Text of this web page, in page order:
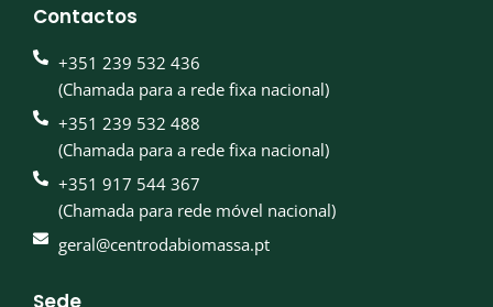
Contactos
+351 239 532 436
(Chamada para a rede fixa nacional)
+351 239 532 488
(Chamada para a rede fixa nacional)
+351 917 544 367
(Chamada para rede móvel nacional)
geral@centrodabiomassa.pt
Sede